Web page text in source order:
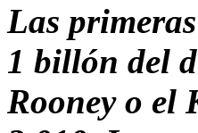
Las
1 billón del
Rooney o el